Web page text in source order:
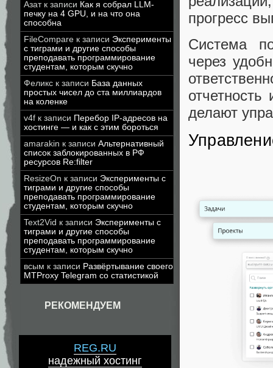
Азатк записи Как я собрал LLM-
печку на 4 GPU, и на что она
способна
FileCompare к записи Эксперименты
с тиграми и другие способы
преподавать программирование
студентам, которым скучно
Феликс к записи База данных
простых чисел до ста миллиардов
на коленке
v4f к записи Перебор IP-адресов на
хостинге — и как с этим бороться
amarakin к записи Альтернативный
список заблокированных в РФ
ресурсов Re:filter
ResizeOn к записи Эксперименты с
тиграми и другие способы
преподавать программирование
студентам, которым скучно
Text2Vid к записи Эксперименты с
тиграми и другие способы
преподавать программирование
студентам, которым скучно
всым к записи Развёртывание своего
MTProxy Telegram со статистикой
РЕКОМЕНДУЕМ
REG.RU
надежный хостинг
прогресс
Система
через
делают